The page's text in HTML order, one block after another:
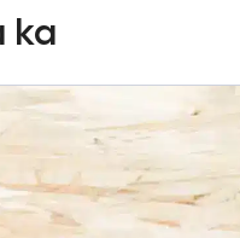
ka